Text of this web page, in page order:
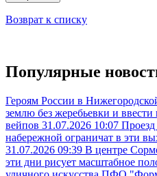
Возврат к списку
Популярные
Героям России в
землю без жеребьевки и
вейпов 31.07.2026 10:07
набережной ограничат в эти
31.07.2026 09:39 В центре
эти дни рисует масштабное